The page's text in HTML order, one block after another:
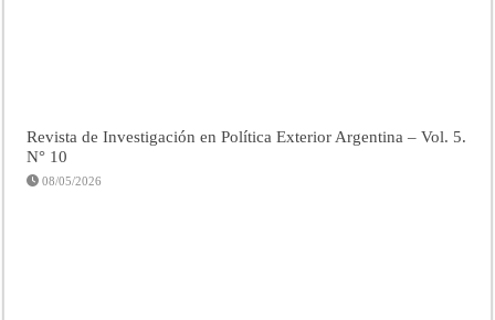
Revista de Investigación en Política Exterior Argentina – Vol. 5.
N° 10
08/05/2026